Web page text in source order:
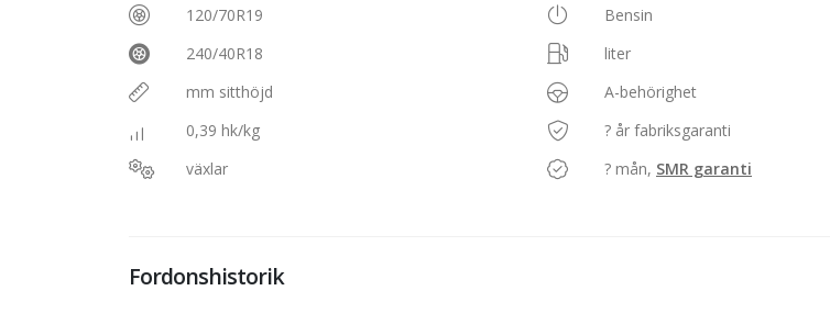
120/70R19
240/40R18
mm sitthöjd
0,39 hk/kg
växlar
Bensin
liter
A-behörighet
? år fabriksgaranti
? mån, SMR garanti
Fordonshistorik